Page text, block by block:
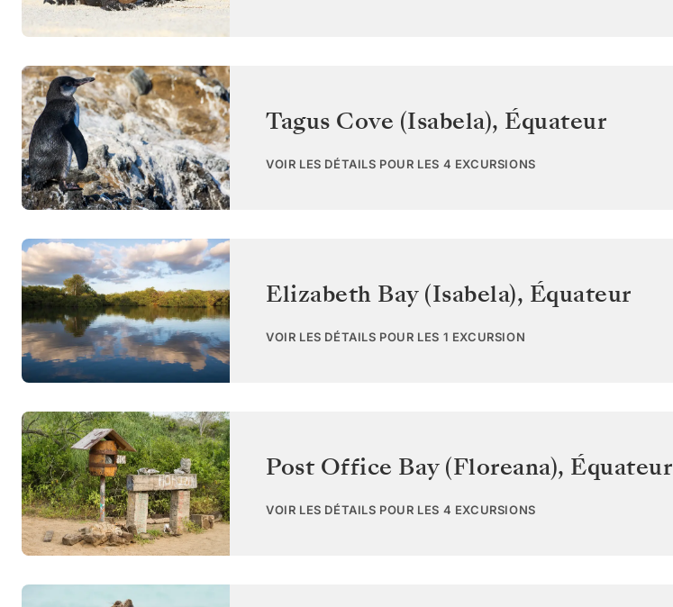
Tagus Cove (Isabela), Équateur
VOIR LES DÉTAILS POUR LES 4 EXCURSIONS
Elizabeth Bay (Isabela), Équateur
VOIR LES DÉTAILS POUR LES 1 EXCURSION
Post Office Bay (Floreana), Équateur
VOIR LES DÉTAILS POUR LES 4 EXCURSIONS